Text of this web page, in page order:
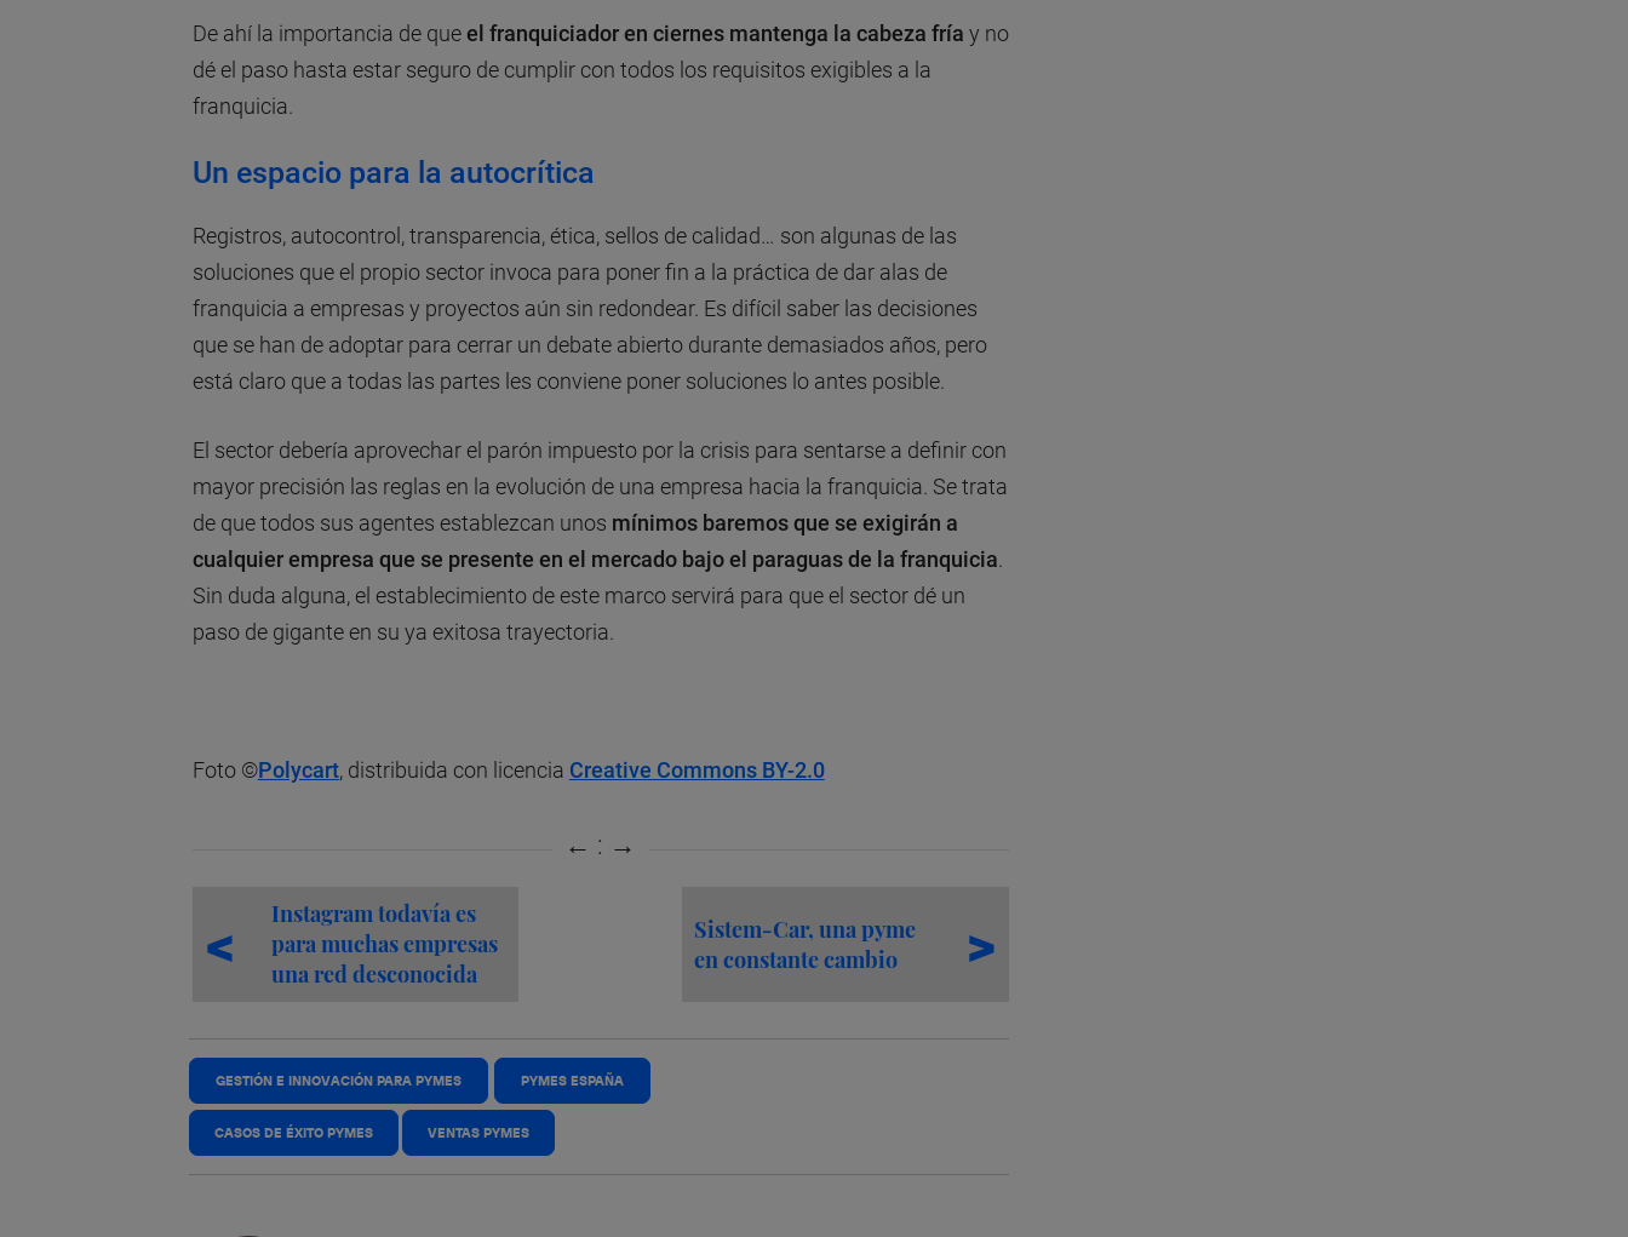
De ahí la importancia de queel franquiciador en ciernes mantenga la cabeza fría y no
dé el paso hasta estar seguro de cumplir con todos los requisitos exigibles a la
franquicia.
Un espacio para la autocrítica
Registros, autocontrol, transparencia, ética, sellos de calidad… son algunas de las
soluciones que el propio sector invoca para poner fin a la práctica de dar alas de
franquicia a empresas y proyectos aún sin redondear. Es difícil saber las decisiones
que se han de adoptar para cerrar un debate abierto durante demasiados años, pero
está claro que a todas las partes les conviene poner soluciones lo antes posible.
El sector debería aprovechar el parón impuesto por la crisis para sentarse a definir con
mayor precisión las reglas en la evolución de una empresa hacia la franquicia. Se trata
de que todos sus agentes establezcan unos mínimos baremos que se exigirán a
cualquier empresa que se presente en el mercado bajo el paraguas de la franquicia
Sin duda alguna, el establecimiento de este marco servirá para que el sector dé un
paso de gigante en su ya exitosa trayectoria.
Foto ©Polycart, distribuida con licencia Creative Commons BY-2.0
Instagram todavía es
para muchas empresas
una red desconocida
Sistem-Car, una pyme
en constante cambio
GESTIÓN E INNOVACIÓN PARA PYMES PYMES ESPAÑA
CASOS DE ÉXITO PYMES VENTAS PYMES